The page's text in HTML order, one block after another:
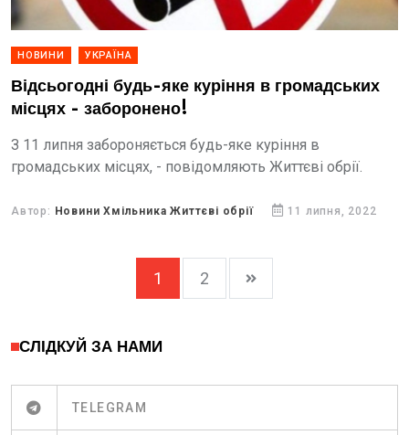
НОВИНИ УКРАЇНА
Відсьогодні будь-яке куріння в громадських
місцях - заборонено!
З 11 липня забороняється будь-яке куріння в
громадських місцях, - повідомляють Життєві обрії.
Автор: Новини Хмільника Життєві обрії 11 липня, 2022
1 2
СЛІДКУЙ ЗА НАМИ
TELEGRAM